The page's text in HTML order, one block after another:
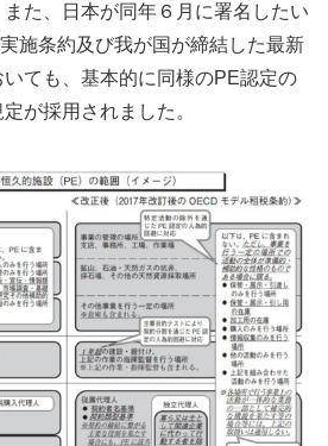
た、日本が同年６月に署名したい
施条約及び我が国が締結した最新
ても、基本的に同様のPE認定の
が採用されました。